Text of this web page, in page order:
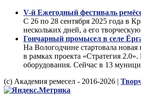
V-й Ежегодный фестиваль
С 26 по 28 сентября 2025 года в
нескольких дней, а его
Гончарный промысел в селе
На Вологодчине стартовала
в рамках проекта «Стратегия
оборудования. Сейчас в 13
(с) Академия ремесел - 2016-2026 |